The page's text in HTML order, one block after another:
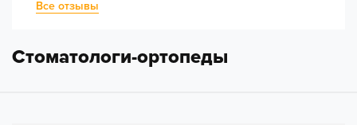
Все отзывы
Стоматологи-ортопеды